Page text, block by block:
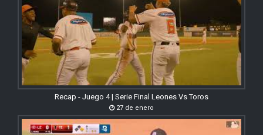
Recap - Juego 4 | Serie Final Leones Vs Toros
27 de enero